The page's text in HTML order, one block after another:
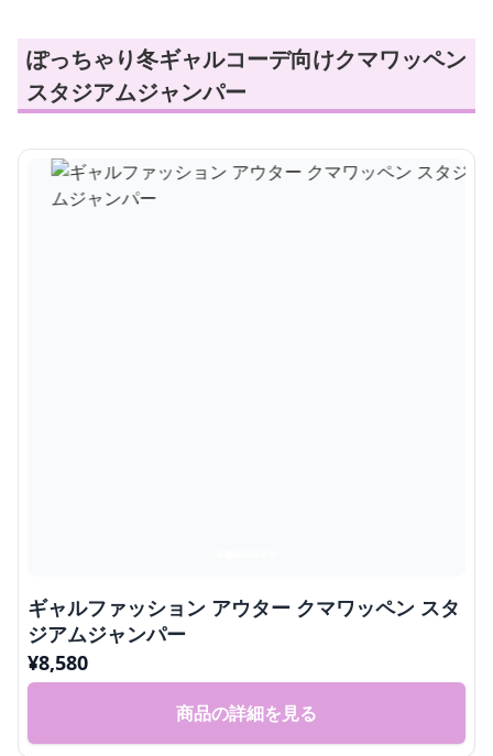
ぽっちゃり冬ギャルコーデ向けクマワッペン
スタジアムジャンパー
ギャルファッション アウター クマワッペン スタ
ジアムジャンパー
¥8,580
商品の詳細を見る